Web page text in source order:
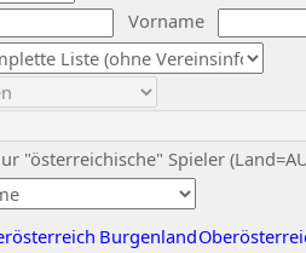
Vorname
"österreichische" Spieler
Burgenland